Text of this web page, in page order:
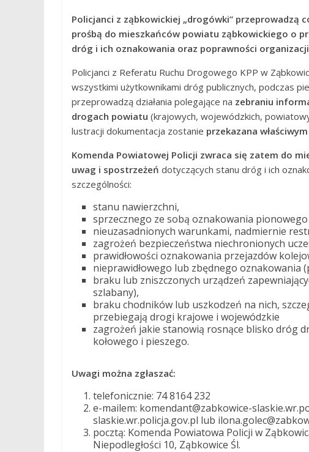
Policjanci z ząbkowickiej „drogówki” przeprowadzą
prośbą do mieszkańców powiatu ząbkowickiego o
dróg i ich oznakowania oraz poprawności
Policjanci z Referatu Ruchu Drogowego KPP w
wszystkimi użytkownikami dróg publicznych, podczas
przeprowadzą działania polegające na zebraniu
drogach powiatu (krajowych, wojewódzkich,
lustracji dokumentacja zostanie przekazana
Komenda Powiatowej Policji zwraca się zatem do
uwag i spostrzeżeń dotyczących stanu dróg i ich
szczególności:
stanu nawierzchni,
sprzecznego ze sobą oznakowania
nieuzasadnionych warunkami, nadmiernie
zagrożeń bezpieczeństwa niechronionych
prawidłowości oznakowania przejazdów
nieprawidłowego lub zbędnego oznakowania
braku lub zniszczonych urządzeń
szlabany),
braku chodników lub uszkodzeń na nich,
przebiegają drogi krajowe i wojewódzkie
zagrożeń jakie stanowią rosnące blisko dróg
kołowego i pieszego.
Uwagi można zgłaszać:
telefonicznie: 74 8164 232
e-mailem: komendant@zabkowice-
slaskie.wr.policja.gov.pl lub
pocztą: Komenda Powiatowa Policji w
Niepodległości 10, Ząbkowice Śl.